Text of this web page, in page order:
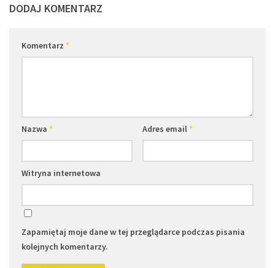
DODAJ KOMENTARZ
Komentarz *
Nazwa * Adres email*
Witryna internetowa
Zapamiętaj moje dane w tej przeglądarce podczas pisania
kolejnych komentarzy.